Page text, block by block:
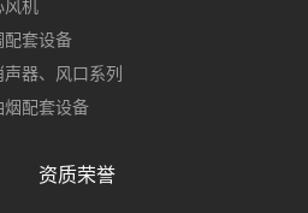
风机
配套设备
器、风口系列
烟配套设备
资质荣誉